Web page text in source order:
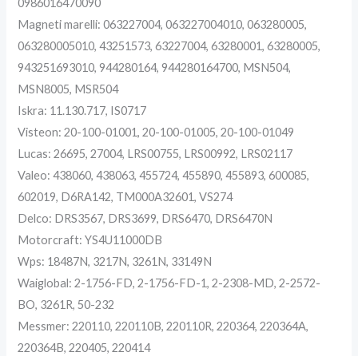
0986016470090
Magneti marelli: 063227004, 063227004010, 063280005,
063280005010, 43251573, 63227004, 63280001, 63280005,
943251693010, 944280164, 944280164700, MSN504,
MSN8005, MSR504
Iskra: 11.130.717, IS0717
Visteon: 20-100-01001, 20-100-01005, 20-100-01049
Lucas: 26695, 27004, LRS00755, LRS00992, LRS02117
Valeo: 438060, 438063, 455724, 455890, 455893, 600085,
602019, D6RA142, TM000A32601, VS274
Delco: DRS3567, DRS3699, DRS6470, DRS6470N
Motorcraft: YS4U11000DB
Wps: 18487N, 3217N, 3261N, 33149N
Waiglobal: 2-1756-FD, 2-1756-FD-1, 2-2308-MD, 2-2572-
BO, 3261R, 50-232
Messmer: 220110, 220110B, 220110R, 220364, 220364A,
220364B, 220405, 220414